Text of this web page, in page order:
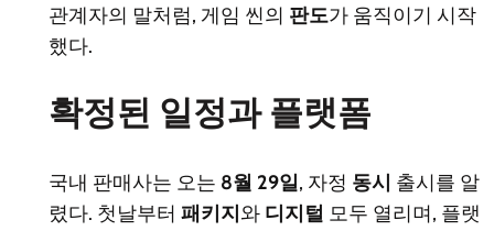
관계자의 말처럼, 게임 씬의 판도가 움직이기 시작
했다.
확정된 일정과 플랫폼
국내 판매사는 오는 8월 29일, 자정 동시 출시를 알
렸다. 첫날부터 패키지 와 디지털 모두 열리며, 플랫